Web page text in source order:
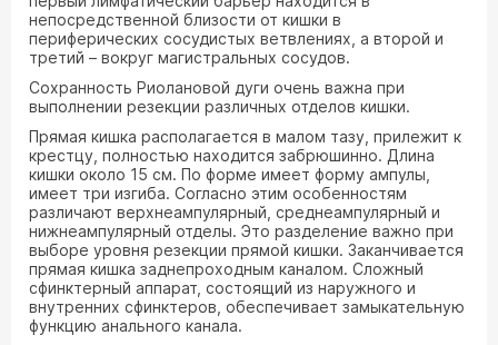
непосредственной близости от кишки в
периферических сосудистых ветвлениях, а второй и
третий – вокруг магистральных сосудов.
Сохранность Риолановой дуги очень важна при
выполнении резекции различных отделов кишки.
Прямая кишка располагается в малом тазу, прилежит к
крестцу, полностью находится забрюшинно. Длина
кишки около 15 см. По форме имеет форму ампулы,
имеет три изгиба. Согласно этим особенностям
различают верхнеампулярный, среднеампулярный и
нижнеампулярный отделы. Это разделение важно при
выборе уровня резекции прямой кишки. Заканчивается
прямая кишка заднепроходным каналом. Сложный
сфинктерный аппарат, состоящий из наружного и
внутренних сфинктеров, обеспечивает замыкательную
функцию анального канала.